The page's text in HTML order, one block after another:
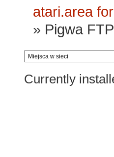
atari.area
» Pigwa
Currently